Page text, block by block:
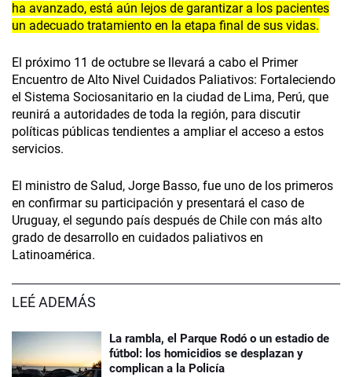
ha avanzado, está aún lejos de garantizar a los pacientes
un adecuado tratamiento en la etapa final de sus vidas.
El próximo 11 de octubre se llevará a cabo el Primer
Encuentro de Alto Nivel Cuidados Paliativos: Fortaleciendo
el Sistema Sociosanitario en la ciudad de Lima, Perú, que
reunirá a autoridades de toda la región, para discutir
políticas públicas tendientes a ampliar el acceso a estos
servicios.
El ministro de Salud, Jorge Basso, fue uno de los primeros
en confirmar su participación y presentará el caso de
Uruguay, el segundo país después de Chile con más alto
grado de desarrollo en cuidados paliativos en
Latinoamérica.
LEÉ ADEMÁS
La rambla, el Parque Rodó o un estadio de
fútbol: los homicidios se desplazan y
complican a la Policía